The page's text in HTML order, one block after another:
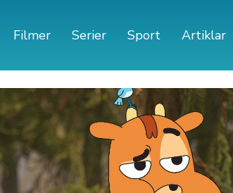
Filmer Serier Sport Artiklar